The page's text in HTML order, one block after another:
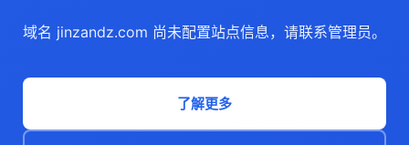
域名 jinzandz.com 尚未配置站点信息，请联系管理员。
了解更多